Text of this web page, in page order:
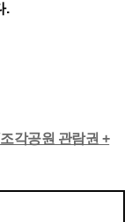
.
각공원 관람권 +